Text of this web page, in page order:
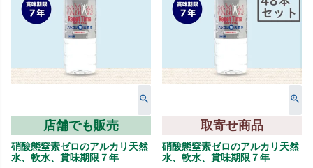
店舗でも販売
硝酸態窒素ゼロのアルカリ天然
水、軟水、賞味期限７年
取寄せ商品
硝酸態窒素ゼロのアルカリ天然
水、軟水、賞味期限７年